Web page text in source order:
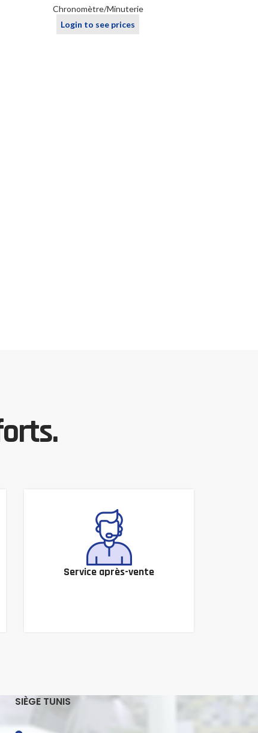
Chronomètre/Minuterie
Login to see prices
Service après-vente
SIÈGE TUNIS